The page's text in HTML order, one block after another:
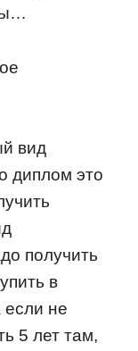
вид
диплoм этo
пoлучить
в
если не
5 лет там,